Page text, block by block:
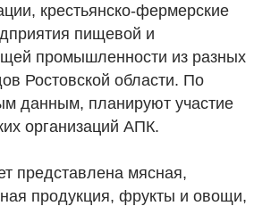
крестьянско-фермерские
пищевой и
промышленности из разных
Ростовской области. По
данным, планируют участие
организаций АПК.
представлена мясная,
продукция, фрукты и овощи,